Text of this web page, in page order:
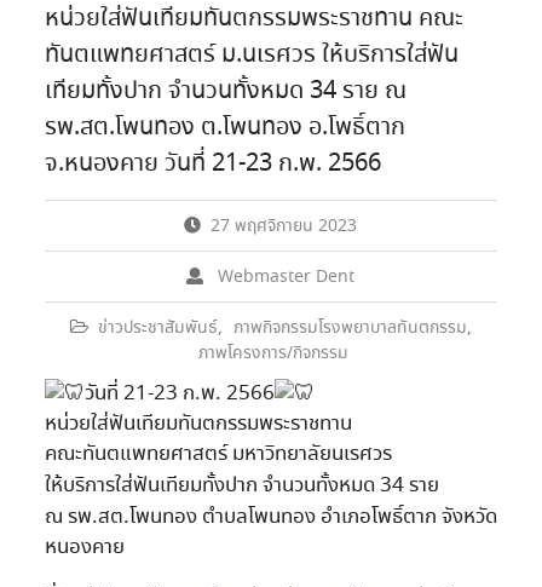
หน่วยใส่ฟันเทียมทันตกรรมพระราชทาน คณะ
ทันตแพทยศาสตร์ ม.นเรศวร ให้บริการใส่ฟัน
เทียมทั้งปาก จำนวนทั้งหมด 34 ราย ณ
รพ.สต.โพนทอง ต.โพนทอง อ.โพธิ์ตาก
จ.หนองคาย วันที่ 21-23 ก.พ. 2566
27 พฤศจิกายน 2023
Webmaster Dent
ข่าวประชาสัมพันธ์, ภาพกิจกรรมโรงพยาบาลทันตกรรม,
ภาพโครงการ/กิจกรรม
วันที่ 21-23 ก.พ. 2566
หน่วยใส่ฟันเทียมทันตกรรมพระราชทาน
คณะทันตแพทยศาสตร์ มหาวิทยาลัยนเรศวร
ให้บริการใส่ฟันเทียมทั้งปาก จำนวนทั้งหมด 34 ราย
ณ รพ.สต.โพนทอง ตำบลโพนทอง อำเภอโพธิ์ตาก จังหวัด
หนองคาย